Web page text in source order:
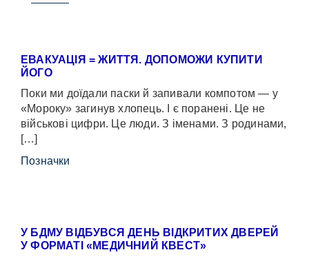
ЕВАКУАЦІЯ = ЖИТТЯ. ДОПОМОЖИ КУПИТИ
ЙОГО
Поки ми доїдали паски й запивали компотом — у
«Мороку» загинув хлопець. І є поранені. Це не
військові цифри. Це люди. З іменами. З родинами,
[…]
Позначки
У БДМУ ВІДБУВСЯ ДЕНЬ ВІДКРИТИХ ДВЕРЕЙ
У ФОРМАТІ «МЕДИЧНИЙ КВЕСТ»